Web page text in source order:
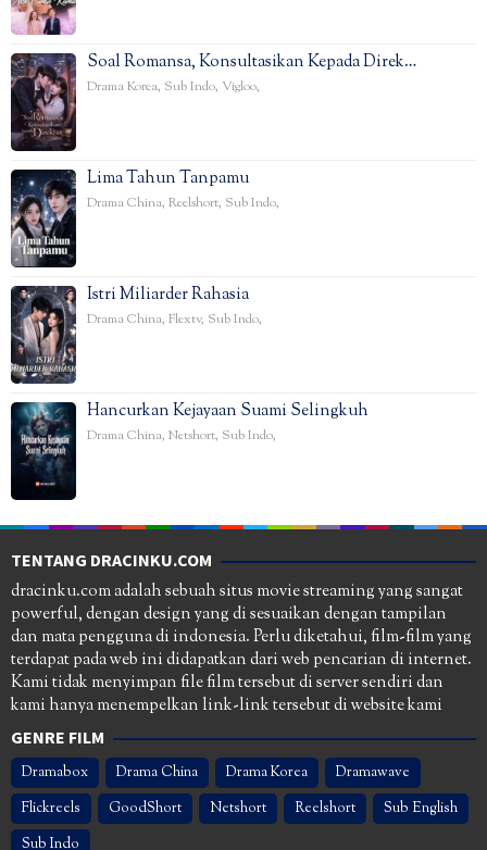
Soal Romansa, Konsultasikan Kepada Direk…
Drama Korea, Sub Indo, Vigloo,
Lima Tahun Tanpamu
Drama China, Reelshort, Sub Indo,
Istri Miliarder Rahasia
Drama China, Flextv, Sub Indo,
Hancurkan Kejayaan Suami Selingkuh
Drama China, Netshort, Sub Indo,
TENTANG DRACINKU.COM
dracinku.com adalah sebuah situs movie streaming yang sangat
powerful, dengan design yang di sesuaikan dengan tampilan
dan mata pengguna di indonesia. Perlu diketahui, film-film yang
terdapat pada web ini didapatkan dari web pencarian di internet.
Kami tidak menyimpan file film tersebut di server sendiri dan
kami hanya menempelkan link-link tersebut di website kami
GENRE FILM
Dramabox Drama China Drama Korea
Dramawave
Flickreels
GoodShort Netshort Reelshort
Sub English
Sub Indo